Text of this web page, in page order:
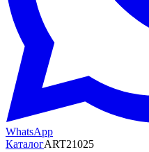
WhatsApp
КаталогART21025